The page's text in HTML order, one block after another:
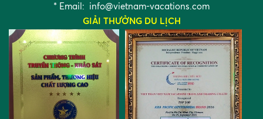
* Email: info@vietnam-vacations.com
GIẢI THƯỞNG DU LỊCH